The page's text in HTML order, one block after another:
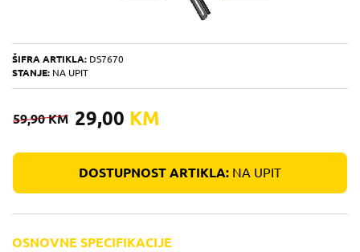
ŠIFRA ARTIKLA: DS7670
STANJE: NA UPIT
59,90KM 29,00 KM
DOSTUPNOST ARTIKLA: NA UPIT
OSNOVNE SPECIFIKACIJE